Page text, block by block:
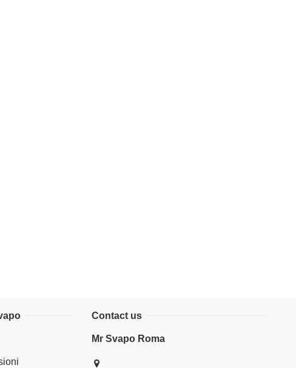
Contact us
Mr Svapo Roma